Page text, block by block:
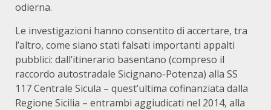
odierna.
Le investigazioni hanno consentito di accertare, tra
l’altro, come siano stati falsati importanti appalti
pubblici: dall’itinerario basentano (compreso il
raccordo autostradale Sicignano-Potenza) alla SS
117 Centrale Sicula – quest’ultima cofinanziata dalla
Regione Sicilia – entrambi aggiudicati nel 2014, alla